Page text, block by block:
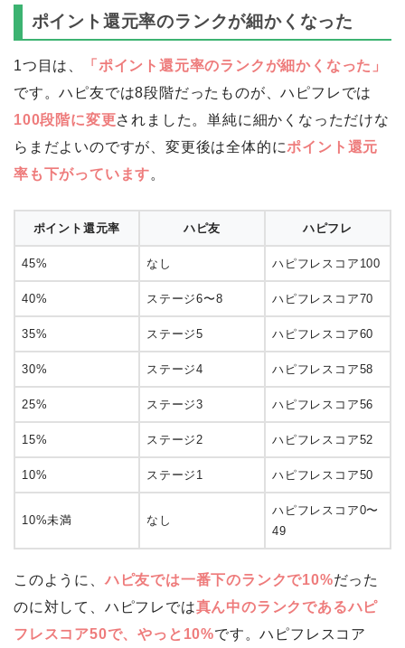
ポイント還元率のランクが細かくなった
1つ目は、
「ポイント還元率のランクが細かくなった」
です。ハピ友では8段階だったものが、ハピフレでは
100段階に変更されました。単純に細かくなっただけな
らまだよいのですが、変更後は全体的にポイント還元
率も下がっています。
ポイント還元率 ハピ友 ハピフレ
45% なし ハピフレスコア100
40% ステージ6〜8 ハピフレスコア70
35% ステージ5 ハピフレスコア60
30% ステージ4 ハピフレスコア58
25% ステージ3 ハピフレスコア56
15% ステージ2 ハピフレスコア52
10% ステージ1 ハピフレスコア50
10%未満 なし
ハピフレスコア0〜
49
このように、ハピ友では一番下のランクで10%だった
のに対して、ハピフレでは真ん中のランクであるハピ
フレスコア50で、やっと10%です。ハピフレスコア